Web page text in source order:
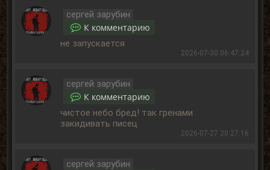
сергей зарубин
К комментарию
не запускается
2026-07-30 06:47:24
сергей зарубин
К комментарию
чистое небо бред! так гренами
закидивать писец
2026-07-27 20:27:16
сергей зарубин